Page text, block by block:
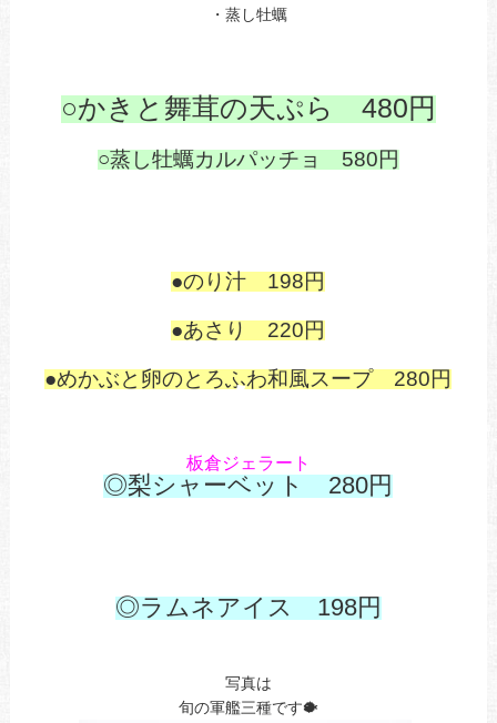
・蒸し牡蠣
○かきと舞茸の天ぷら 480円
○蒸し牡蠣カルパッチョ 580円
●のり汁 198円
●あさり 220円
●めかぶと卵のとろふわ和風スープ 280円
あ
板倉ジェラート
◎梨シャーベット 280円
◎ラムネアイス 198円
写真は
旬の軍艦三種です🐡